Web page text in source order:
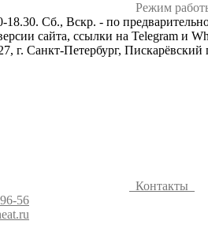
Режим
Сб., Вскр. - по
сайта, ссылки на Telegram и
г. Санкт-Петербург, Пискарёвский
Контакты
56